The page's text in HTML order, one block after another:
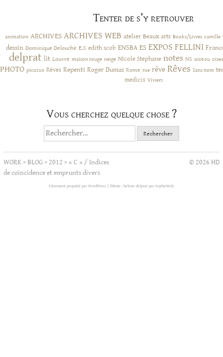
Tenter de s’y retrouver
animation ARCHIVES ARCHIVES WEB atelier Beaux arts Books/Livres camille
dessin Dominique Delouche E.S edith scob ENSBA ES EXPOS FELLINI
delprat lit Louvre maison rouge neige NIcole Stephane notes NS oiseau
PHOTO picasso Rêves Repenti Roger Dumas Rome rue rêve Rêves Sans nom
medicis Viviers
Vous cherchez quelque chose ?
Rechercher :
WORK>BLOG> 2012 >« C » / Indices
de coincidence et emprunts divers
© 2026 HD
Fièrement propulsé par WordPress. Thème : helene-delprat par SophieWeb.